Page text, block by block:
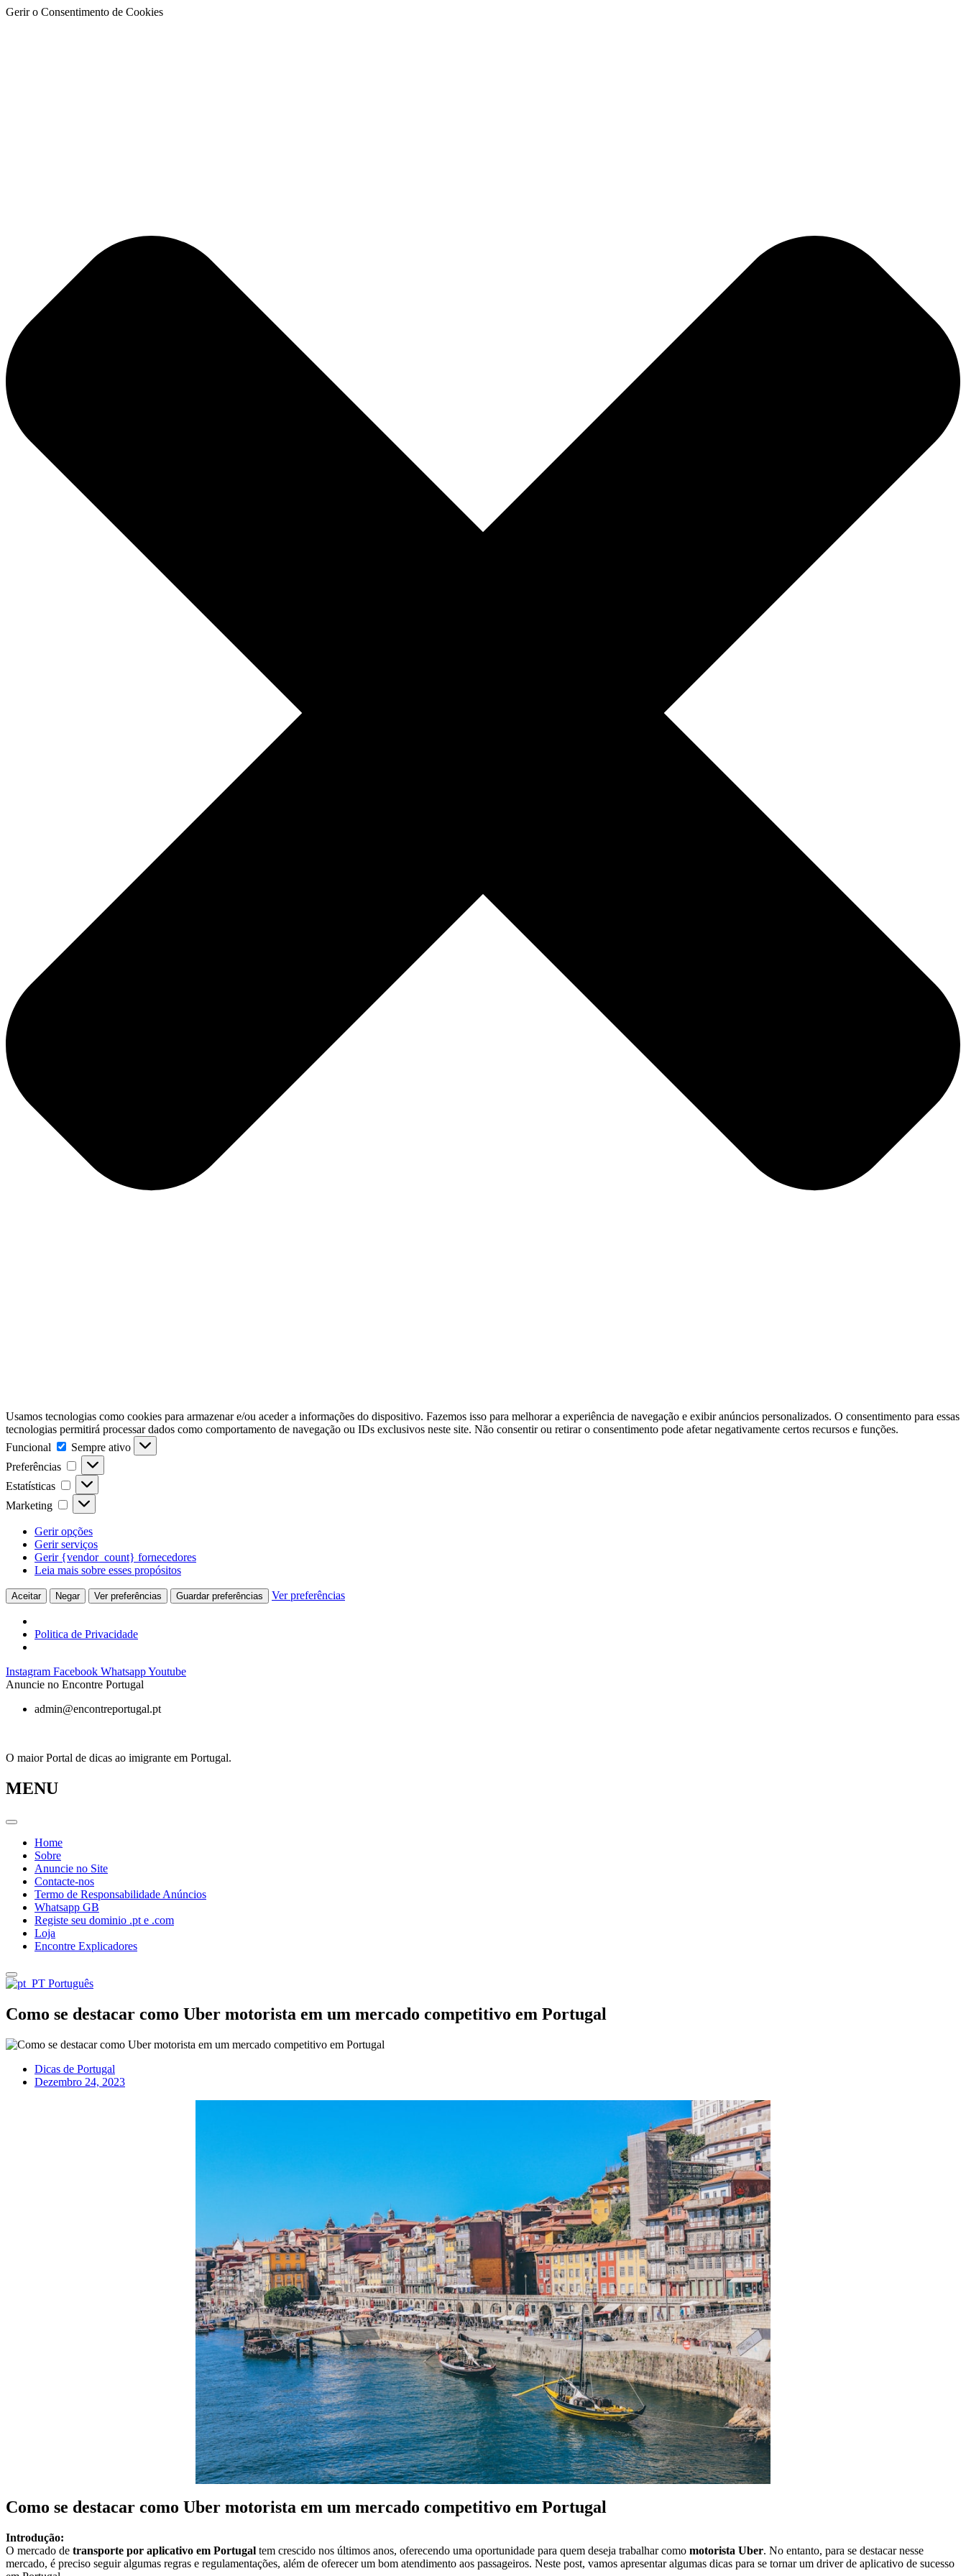
Gerir o Consentimento de Cookies
Usamos tecnologias como cookies para armazenar e/ou aceder a informações do dispositivo. Fazemos isso para melhorar a experiência de navegação e exibir anúncios personalizados. O consentimento para essas
tecnologias permitirá processar dados como comportamento de navegação ou IDs exclusivos neste site. Não consentir ou retirar o consentimento pode afetar negativamente certos recursos e funções.
Funcional
Funcional
Sempre ativo
Preferências
Preferências
Estatísticas Estatísticas
Marketing Marketing
Gerir opções
Gerir serviços
Gerir {vendor_count} fornecedores
Leia mais sobre esses propósitos
Aceitar Negar Ver preferências Guardar preferências Ver preferências
Politica de Privacidade
Pular
para
conteúdo
Instagram Facebook WhatsappYoutube
Anuncie no Encontre Portugal
admin@encontreportugal.pt
O maior Portal de dicas ao imigrante em Portugal.
MENU
Home
Sobre
Anuncie no Site
Contacte-nos
Termo de Responsabilidade Anúncios
Whatsapp GB
Registe seu dominio .pt e .com
Loja
Encontre Explicadores
Português
Como se destacar como Uber motorista em um mercado competitivo em Portugal
Dicas de Portugal
Dezembro 24, 2023
Como se destacar como Uber motorista em um mercado competitivo em Portugal
Introdução:
O mercado de transporte por aplicativo em Portugal tem crescido nos últimos anos, oferecendo uma oportunidade para quem deseja trabalhar como motorista Uber. No entanto, para se destacar nesse
mercado, é preciso seguir algumas regras e regulamentações, além de oferecer um bom atendimento aos passageiros. Neste post, vamos apresentar algumas dicas para se tornar um driver de aplicativo de sucesso